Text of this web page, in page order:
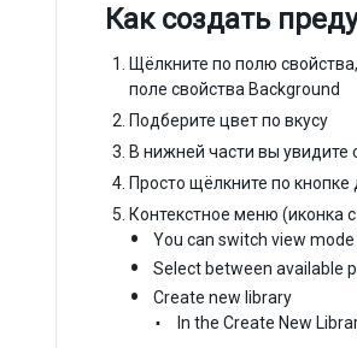
Как создать
Щёлкните по полю
поле свойства Background
Подберите цвет по вкусу
В нижней части вы увидите
Просто щёлкните по
Контекстное меню (иконка
You can switch view
Select between available
Create new library
In the Create New